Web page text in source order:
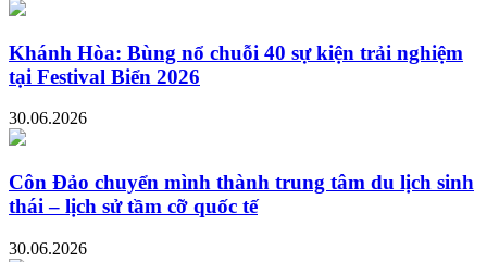
Khánh Hòa: Bùng nổ chuỗi 40 sự kiện trải nghiệm
tại Festival Biển 2026
30.06.2026
Côn Đảo chuyển mình thành trung tâm du lịch sinh
thái – lịch sử tầm cỡ quốc tế
30.06.2026